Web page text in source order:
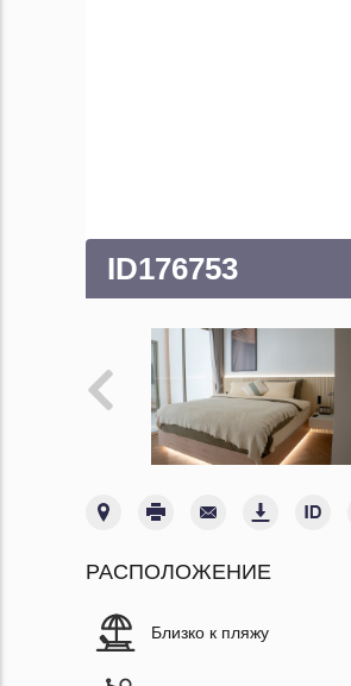
ID176753
РАСПОЛОЖЕНИЕ
Близко к пляжу